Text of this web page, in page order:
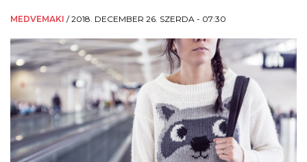
MEDVEMAKI /2018. DECEMBER 26. SZERDA - 07:30